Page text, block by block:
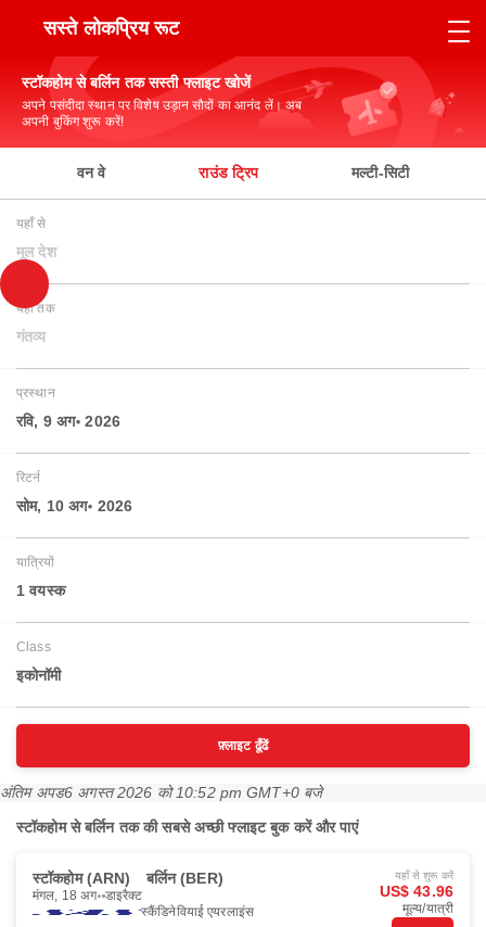
सस्ते लोकप्रिय रूट
स्टॉकहोम से बर्लिन तक सस्ती फ्लाइट खोजें
अपने पसंदीदा स्थान पर विशेष उड़ान सौदों का आनंद लें। अब
अपनी बुकिंग शुरू करें!
वन वे राउंड ट्रिप मल्टी-सिटी
यहाँ से
मूल देश
यहाँ तक
गंतव्य
प्रस्थान
रवि, 9 अग॰ 2026
रिटर्न
सोम, 10 अग॰ 2026
यात्रियों
1 वयस्‍क
Class
इकोनॉमी
फ़्लाइट ढूँढें
अंतिम अपड6 अगस्त 2026 को 10:52 pm GMT+0 बजे
स्टॉकहोम से बर्लिन तक की सबसे अच्छी फ्लाइट बुक करें और पाएं
स्टॉकहोम (ARN) बर्लिन (BER)
मंगल, 18 अग॰ डाइरैक्ट
स्कैंडिनेवियाई एयरलाइंस
यहाँ से शुरू करें
US$ 43.96
मूल्य/यात्री